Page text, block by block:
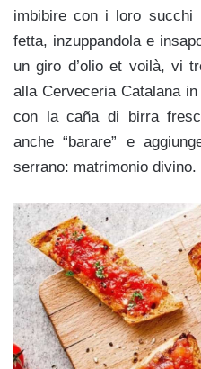
imbibire con i loro succhi
fetta, inzuppandola e
un giro d’olio et voilà, vi
alla Cerveceria Catalana
con la caña di birra
anche “barare” e
serrano: matrimonio divino.